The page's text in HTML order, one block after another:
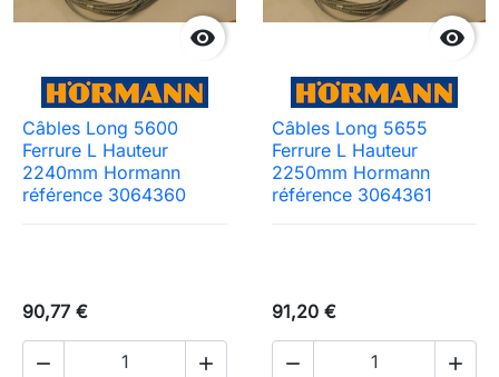

Câbles Long 5600
Ferrure L Hauteur
2240mm Hormann
référence 3064360
90,77 €
 

Câbles Long 5655
Ferrure L Hauteur
2250mm Hormann
référence 3064361
91,20 €
 